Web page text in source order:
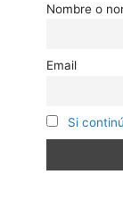
Nombre o
Email
Si